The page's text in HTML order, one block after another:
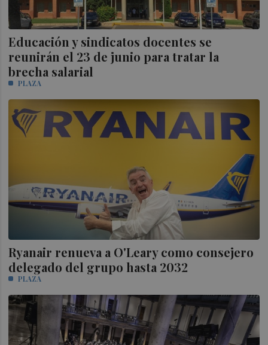
Educación y sindicatos docentes se
reunirán el 23 de junio para tratar la
brecha salarial
PLAZA
Ryanair renueva a O'Leary como consejero
delegado del grupo hasta 2032
PLAZA